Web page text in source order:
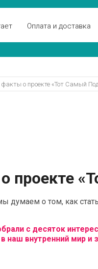
Оплата и доставка
факты о проекте «Тот Самый
проекте
думаем о том, как
с десяток
наш внутренний мир и